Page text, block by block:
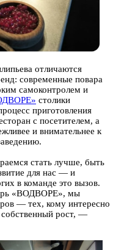
отличаются
современные повара
самоконтролем и
столики
приготовления
с посетителем, а
и внимательнее к
стать лучше, быть
для нас — и
в команде это вызов.
«ВОДВОРЕ», мы
— тех, кому интересно
собственный рост, —